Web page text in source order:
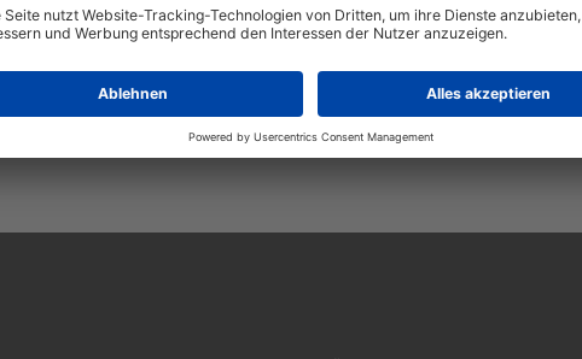
Neue Suche starten
Automatisch neue Jobs per E-Mail erhalten?